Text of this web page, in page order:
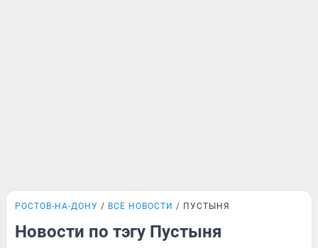
РОСТОВ-НА-ДОНУ ВСЕ НОВОСТИ ПУСТЫНЯ
Новости по тэгу Пустыня